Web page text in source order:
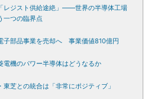
レジスト供給途絶」――世界の半導体工場
一つの臨界点
子部品事業を売却へ 事業価値810億円
電機のパワー半導体はどうなるか
芝との統合は「非常にポジティブ」